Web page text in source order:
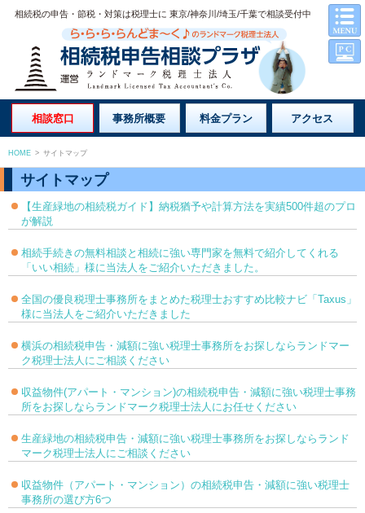
相続税の申告・節税・対策は税理士に 東京/神奈川/埼玉/千葉で相談受付中
相談窓口 事務所概要 料金プラン アクセス
HOME > サイトマップ
サイトマップ
【生産緑地の相続税ガイド】納税猶予や計算方法を実績500件超のプロ
が解説
相続手続きの無料相談と相続に強い専門家を無料で紹介してくれる
「いい相続」様に当法人をご紹介いただきました。
全国の優良税理士事務所をまとめた税理士おすすめ比較ナビ「Taxus」
様に当法人をご紹介いただきました
横浜の相続税申告・減額に強い税理士事務所をお探しならランドマー
ク税理士法人にご相談ください
収益物件(アパート・マンション)の相続税申告・減額に強い税理士事務
所をお探しならランドマーク税理士法人にお任せください
生産緑地の相続税申告・減額に強い税理士事務所をお探しならランド
マーク税理士法人にご相談ください
収益物件（アパート・マンション）の相続税申告・減額に強い税理士
事務所の選び方6つ